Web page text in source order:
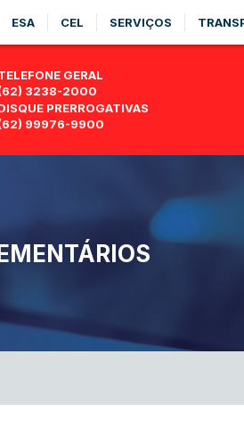
ESA CEL SERVIÇOS
GERAL
3238-2000
PRERROGATIVAS
99976-9900